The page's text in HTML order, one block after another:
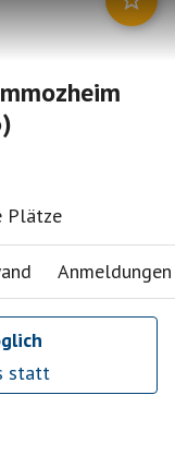
Plätze
Anmeldungen
statt